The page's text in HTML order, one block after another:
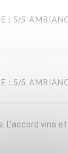
: 5/5
: 5/5
vins